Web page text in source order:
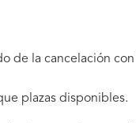
de la cancelación con
plazas disponibles.